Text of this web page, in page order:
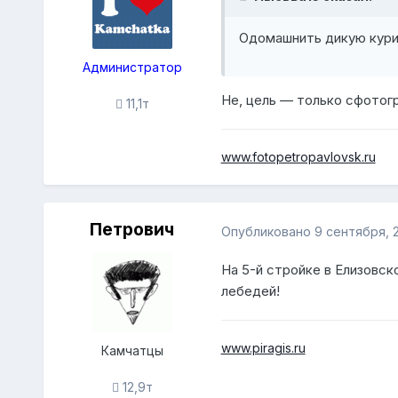
Администратор
11,1т
Одомашнить дикую
Не, цель — только
www.fotopetropavlovsk.ru
Петрович
Камчатцы
12,9т
Опубликовано 9 сентября,
На 5-й стройке в
лебедей!
www.piragis.ru